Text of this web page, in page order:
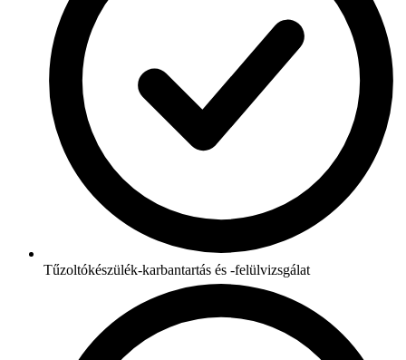
Tűzoltókészülék-karbantartás és -felülvizsgálat